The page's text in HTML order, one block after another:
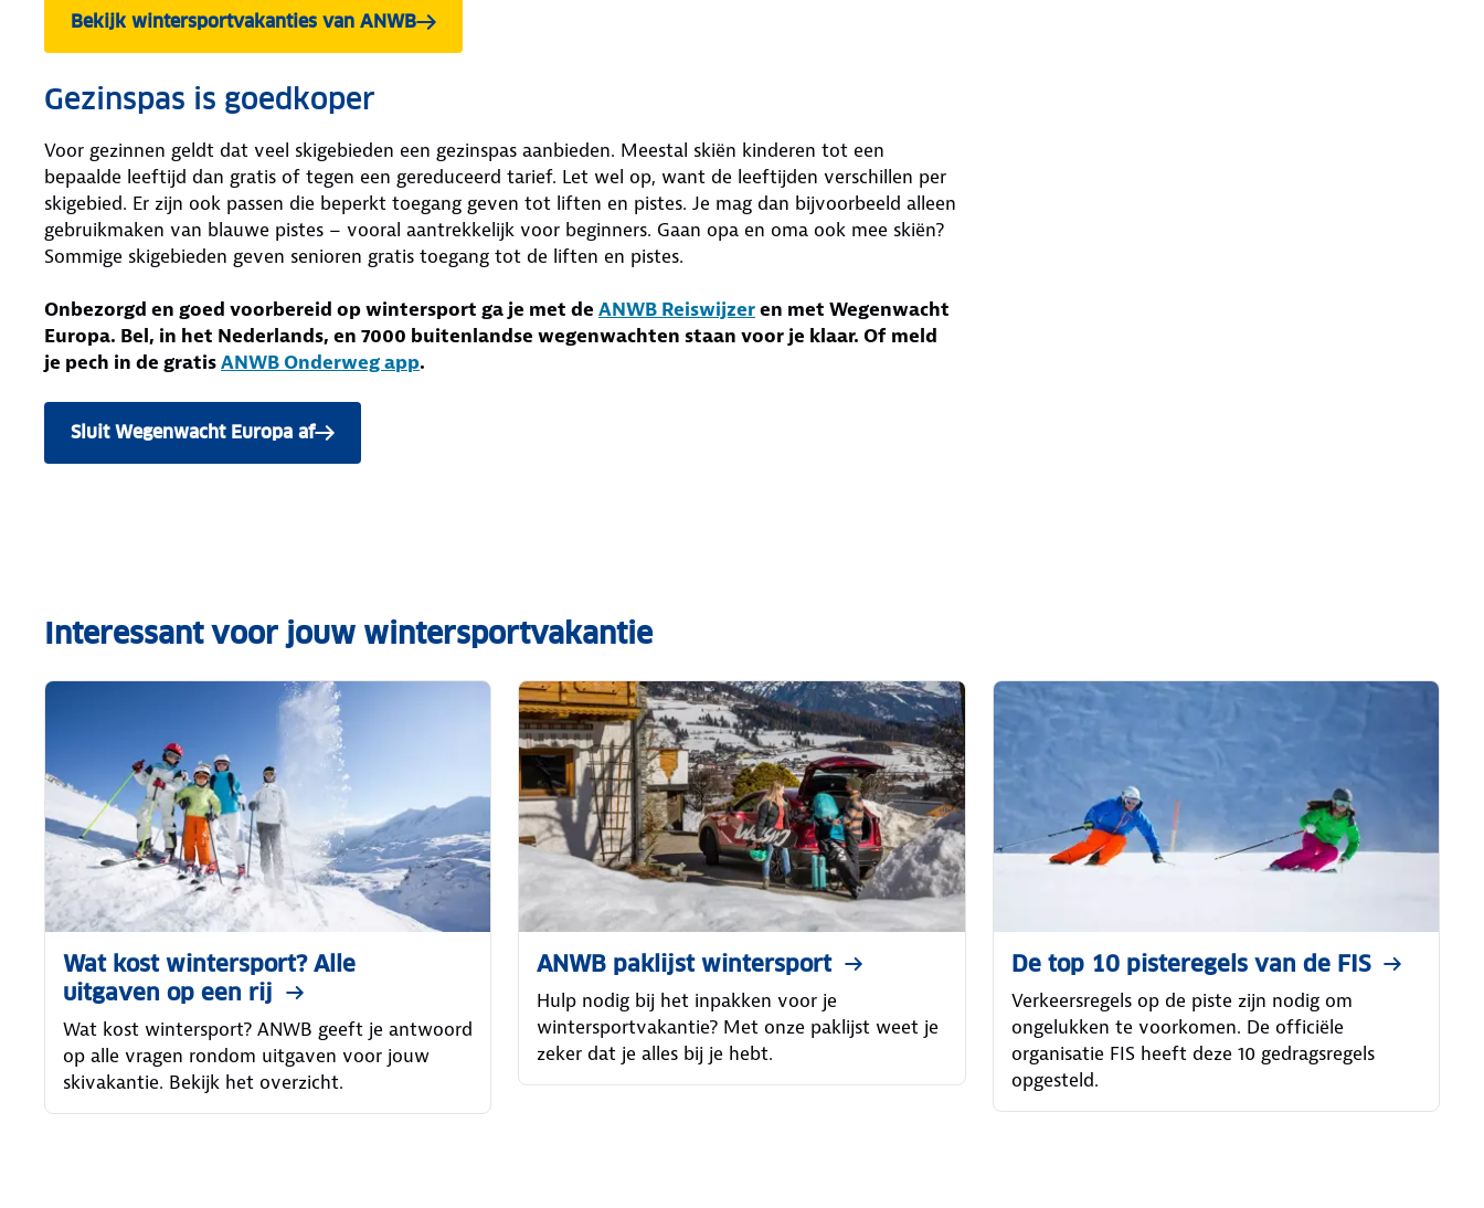
Bekijk wintersportvakanties van ANWB
Gezinspas is goedkoper
Voor gezinnen geldt dat veel skigebieden een gezinspas aanbieden. Meestal skiën kinderen tot een
bepaalde leeftijd dan gratis of tegen een gereduceerd tarief. Let wel op, want de leeftijden verschillen per
skigebied. Er zijn ook passen die beperkt toegang geven tot liften en pistes. Je mag dan bijvoorbeeld alleen
gebruikmaken van blauwe pistes – vooral aantrekkelijk voor beginners. Gaan opa en oma ook mee skiën?
Sommige skigebieden geven senioren gratis toegang tot de liften en pistes.
Onbezorgd en goed voorbereid op wintersport ga je met de ANWB Reiswijzeren met Wegenwacht
Europa. Bel, in het Nederlands, en 7000 buitenlandse wegenwachten staan voor je klaar. Of meld
je pech in de gratisANWB Onderweg app.
Sluit Wegenwacht Europa af
Interessant voor jouw wintersportvakantie
Wat kost wintersport? Alle
uitgaven op een rij
Wat kost wintersport? ANWB geeft je antwoord
op alle vragen rondom uitgaven voor jouw
skivakantie. Bekijk het overzicht.
ANWB paklijst wintersport
Hulp nodig bij het inpakken voor je
wintersportvakantie? Met onze paklijst weet je
zeker dat je alles bij je hebt.
De top 10 pisteregels van de FIS
Verkeersregels op de piste zijn nodig om
ongelukken te voorkomen. De officiële
organisatie FIS heeft deze 10 gedragsregels
opgesteld.